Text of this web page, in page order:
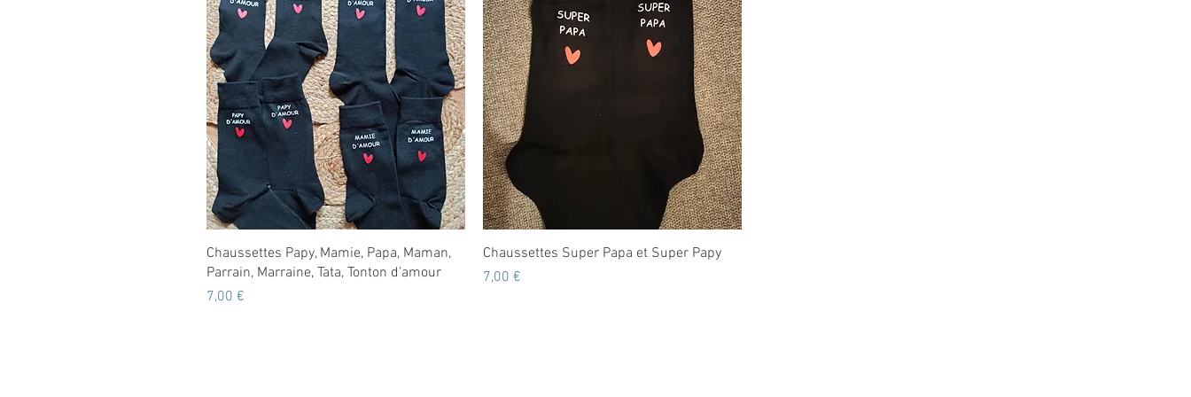
Aperçu rapide
Chaussettes Papy, Mamie, Papa, Maman,
Parrain, Marraine, Tata, Tonton d'amour
Prix
7,00 €
Aperçu rapide
Chaussettes Super Papa et Super Papy
Prix
7,00 €